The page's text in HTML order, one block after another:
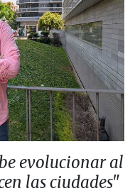
evolucionar al
las ciudades"